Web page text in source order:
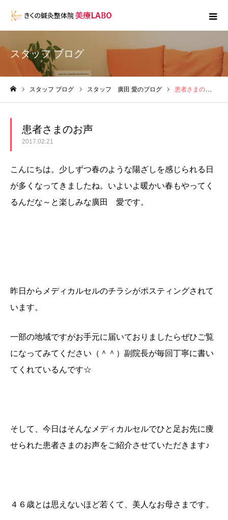
スタッフ ブログ
スタッフ ブログ スタッフ 廣田 愛のブログ 患者さまのお声
患者さまのお声
2017.02.21
こんにちは。少しずつ春のような陽ざしを感じられる日
が多くなってきましたね。いよいよ暖かい春もやってく
るんだな～と楽しみな廣田 愛です。
昨日からメディカルセルのチラシがポスティングされて
います。
一部の地域ですがお手元に届いておりましたらぜひご覧
になってみてください（＾＾）副院長が毎回丁寧に書い
てくれているんです☆
そして、今日はそんなメディカルセルでひと足お先に痩
せられた患者さまのお声をご紹介させていただきます♪
４６歳とは思えないほど若くて、美人なお母さまです。